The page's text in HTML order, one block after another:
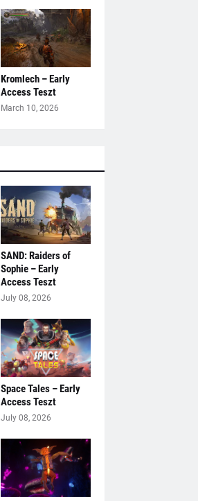
Kromlech – Early
Access Teszt
March 10, 2026
SAND: Raiders of
Sophie – Early
Access Teszt
July 08, 2026
Space Tales – Early
Access Teszt
July 08, 2026